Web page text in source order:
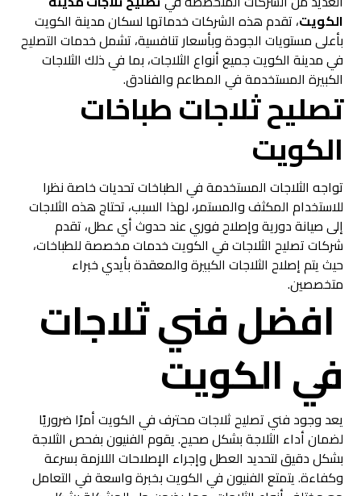
الكويت، تقدم هذه الشركات خدماتها لسكان مدينة الكويت
بأعلى مستويات الجودة وبأسعار تنافسية، تشمل خدمات التصليح
في مدينة الكويت جميع أنواع الثلاجات، بما في ذلك الثلاجات
الكبيرة المستخدمة في المطاعم والفنادق.
تصليح ثلاجات طباخات
الكويت
تواجه الثلاجات المستخدمة في الطباخات تحديات خاصة نظرا
للاستخدام المكثف والمستمر، لهذا السبب، تحتاج هذه الثلاجات
إلى صيانة دورية وإصلاح فوري عند حدوث أي عطل، تقدم
شركات تصليح الثلاجات في الكويت خدمات مخصصة للطباخات،
حيث يتم إصلاح الثلاجات الكبيرة والمعقدة بأيدي خبراء
متخصصين.
افضل فني ثلاجات
في الكويت
يعد وجود فني تصليح ثلاجات محترف في الكويت أمرًا ضروريًا
لضمان أداء الثلاجة بشكل صحيح. يقوم الفنيون بفحص الثلاجة
بشكل دقيق لتحديد العطل وإجراء الإصلاحات اللازمة بسرعة
وكفاءة. يتمتع الفنيون في الكويت بخبرة واسعة في التعامل